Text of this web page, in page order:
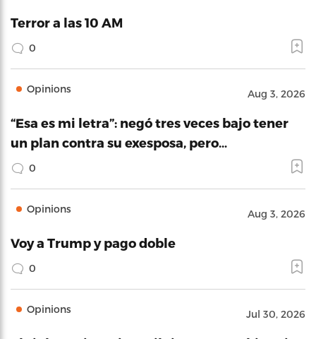
Terror a las 10 AM
0
Opinions Aug 3, 2026
“Esa es mi letra”: negó tres veces bajo tener
un plan contra su exesposa, pero…
0
Opinions Aug 3, 2026
Voy a Trump y pago doble
0
Opinions Jul 30, 2026